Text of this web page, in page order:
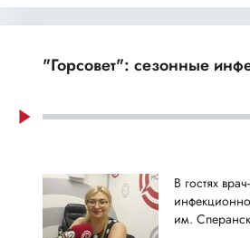
"Горсовет": сезонные
В гостях
им.